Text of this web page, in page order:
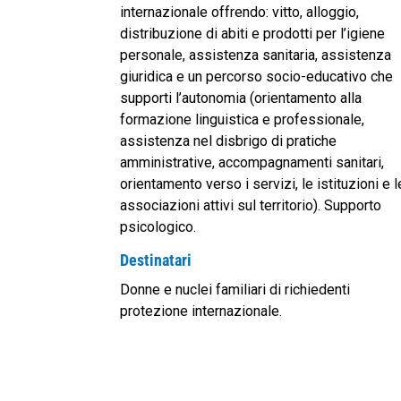
internazionale offrendo: vitto, alloggio,
distribuzione di abiti e prodotti per l’igiene
personale, assistenza sanitaria, assistenza
giuridica e un percorso socio-educativo che
supporti l’autonomia (orientamento alla
formazione linguistica e professionale,
assistenza nel disbrigo di pratiche
amministrative, accompagnamenti sanitari,
orientamento verso i servizi, le istituzioni e
associazioni attivi sul territorio). Supporto
psicologico.
Destinatari
Donne e nuclei familiari di richiedenti
protezione internazionale.